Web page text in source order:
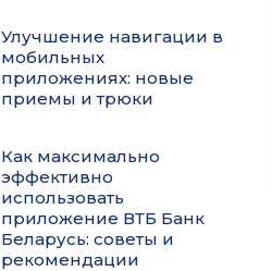
Улучшение навигации в
мобильных
приложениях: новые
приемы и трюки
Как максимально
эффективно
использовать
приложение ВТБ Банк
Беларусь: советы и
рекомендации